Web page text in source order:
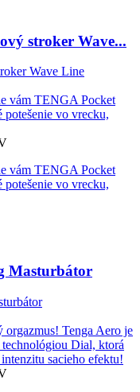
stroker Wave...
vám TENGA Pocket
vo vrecku,
vám TENGA Pocket
vo vrecku,
Masturbátor
orgazmus! Tenga Aero je
Dial, ktorá
sacieho efektu!